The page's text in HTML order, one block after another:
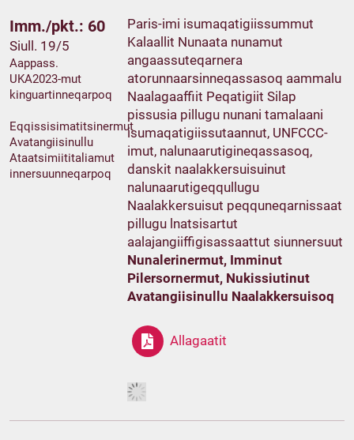
Imm./pkt.: 60
Siull. 19/5
Aappass.
UKA2023-mut
kinguartinneqarpoq
Eqqissisimatitsinermut
Avatangiisinullu
Ataatsimiititaliamut
innersuunneqarpoq
Paris-imi isumaqatigiissummut
Kalaallit Nunaata nunamut
angaassuteqarnera
atorunnaarsinneqassasoq aammalu
Naalagaaffiit Peqatigiit Silap
pissusia pillugu nunani tamalaani
isumaqatigiissutaannut, UNFCCC-
imut, nalunaarutigineqassasoq,
danskit naalakkersuisuinut
nalunaarutigeqqullugu
Naalakkersuisut peqquneqarnissaat
pillugu lnatsisartut
aalajangiiffigisassaattut siunnersuut
Nunalerinermut, Imminut
Pilersornermut, Nukissiutinut
Avatangiisinullu Naalakkersuisoq
Allagaatit